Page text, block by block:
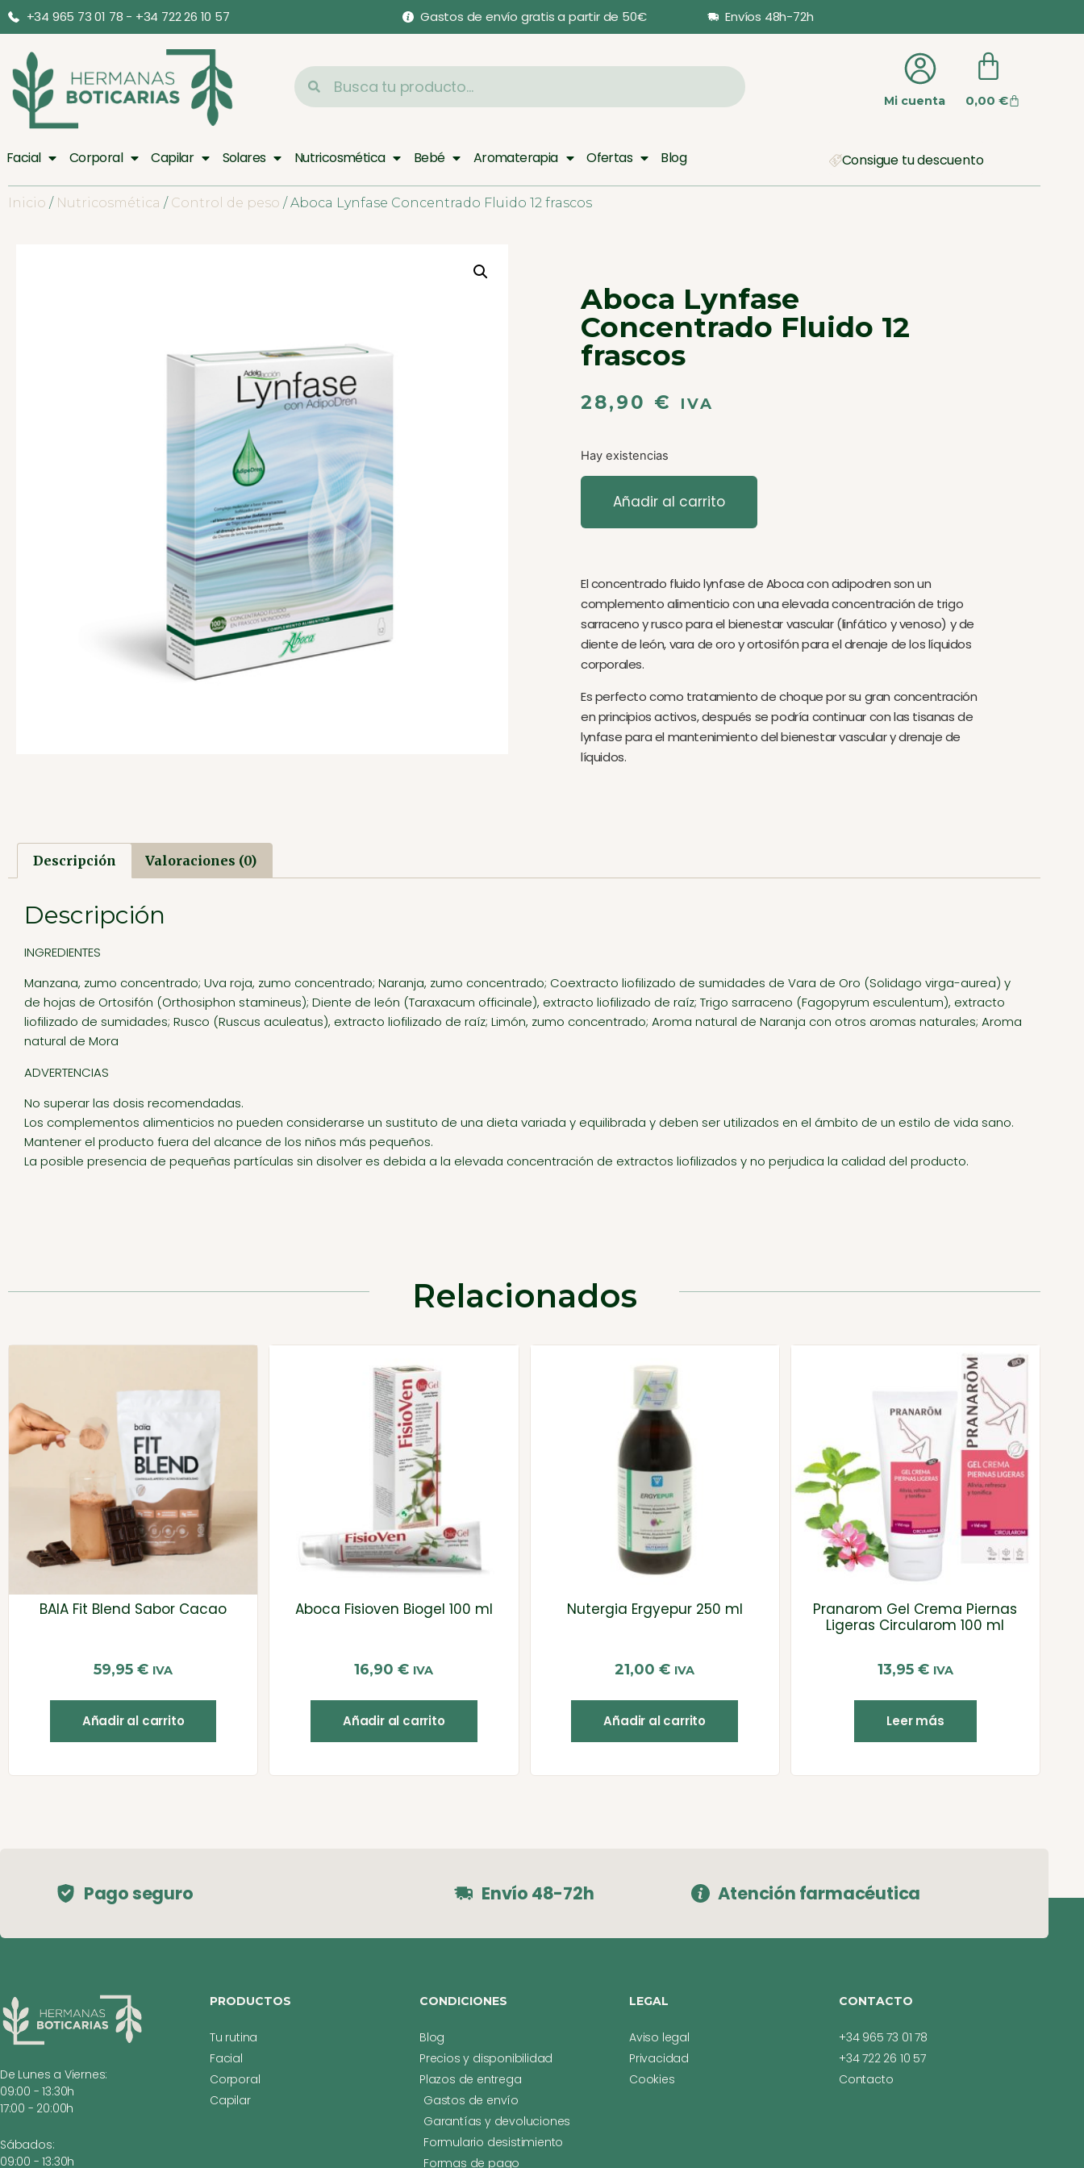
+34 965 73 01 78 - +34 722 26 10 57 Gastos de envío gratis a partir de 50€ Envíos 48h-72h
Mi cuenta 0,00 €
Facial Corporal Capilar Solares Nutricosmética Bebé Aromaterapia Ofertas Blog Consigue tu descuento
Inicio / Nutricosmética / Control de peso / Aboca Lynfase Concentrado Fluido 12 frascos
Aboca Lynfase
Concentrado Fluido 12
frascos
28,90 € IVA
Hay existencias
Añadir al carrito
El concentrado fluido lynfase de Aboca con adipodren son un
complemento alimenticio con una elevada concentración de trigo
sarraceno y rusco para el bienestar vascular (linfático y venoso) y de
diente de león, vara de oro y ortosifón para el drenaje de los líquidos
corporales.
Es perfecto como tratamiento de choque por su gran concentración
en principios activos, después se podría continuar con las tisanas de
lynfase para el mantenimiento del bienestar vascular y drenaje de
líquidos.
Descripción Valoraciones (0)
Descripción
INGREDIENTES
Manzana, zumo concentrado; Uva roja, zumo concentrado; Naranja, zumo concentrado; Coextracto liofilizado de sumidades de Vara de Oro (Solidago virga-aurea) y
de hojas de Ortosifón (Orthosiphon stamineus); Diente de león (Taraxacum officinale), extracto liofilizado de raíz; Trigo sarraceno (Fagopyrum esculentum), extracto
liofilizado de sumidades; Rusco (Ruscus aculeatus), extracto liofilizado de raíz; Limón, zumo concentrado; Aroma natural de Naranja con otros aromas naturales; Aroma
natural de Mora
ADVERTENCIAS
No superar las dosis recomendadas.
Los complementos alimenticios no pueden considerarse un sustituto de una dieta variada y equilibrada y deben ser utilizados en el ámbito de un estilo de vida sano.
Mantener el producto fuera del alcance de los niños más pequeños.
La posible presencia de pequeñas partículas sin disolver es debida a la elevada concentración de extractos liofilizados y no perjudica la calidad del producto.
Relacionados
BAIA Fit Blend Sabor Cacao
59,95€ IVA
Añadir al carrito
Aboca Fisioven Biogel 100 ml
16,90€ IVA
Añadir al carrito
Nutergia Ergyepur 250 ml
21,00€ IVA
Añadir al carrito
Pranarom Gel Crema Piernas
Ligeras Circularom 100 ml
13,95 € IVA
Leer más
Pago seguro Envío 48-72h Atención farmacéutica
De Lunes a Viernes:
09:00 - 13:30h
17:00 - 20:00h
Sábados:
09:00 - 13:30h
PRODUCTOS
Tu rutina
Facial
Corporal
Capilar
CONDICIONES
Blog
Precios y disponibilidad
Plazos de entrega
Gastos de envío
Garantías y devoluciones
Formulario desistimiento
Formas de pago
LEGAL
Aviso legal
Privacidad
Cookies
CONTACTO
+34 965 73 01 78
+34 722 26 10 57
Contacto